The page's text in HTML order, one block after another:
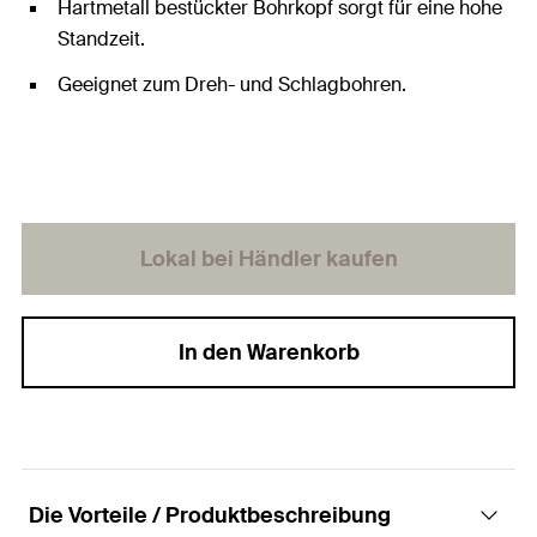
Hartmetall bestückter Bohrkopf sorgt für eine hohe
Standzeit.
Geeignet zum Dreh- und Schlagbohren.
Lokal bei Händler kaufen
In den Warenkorb
Die Vorteile / Produktbeschreibung